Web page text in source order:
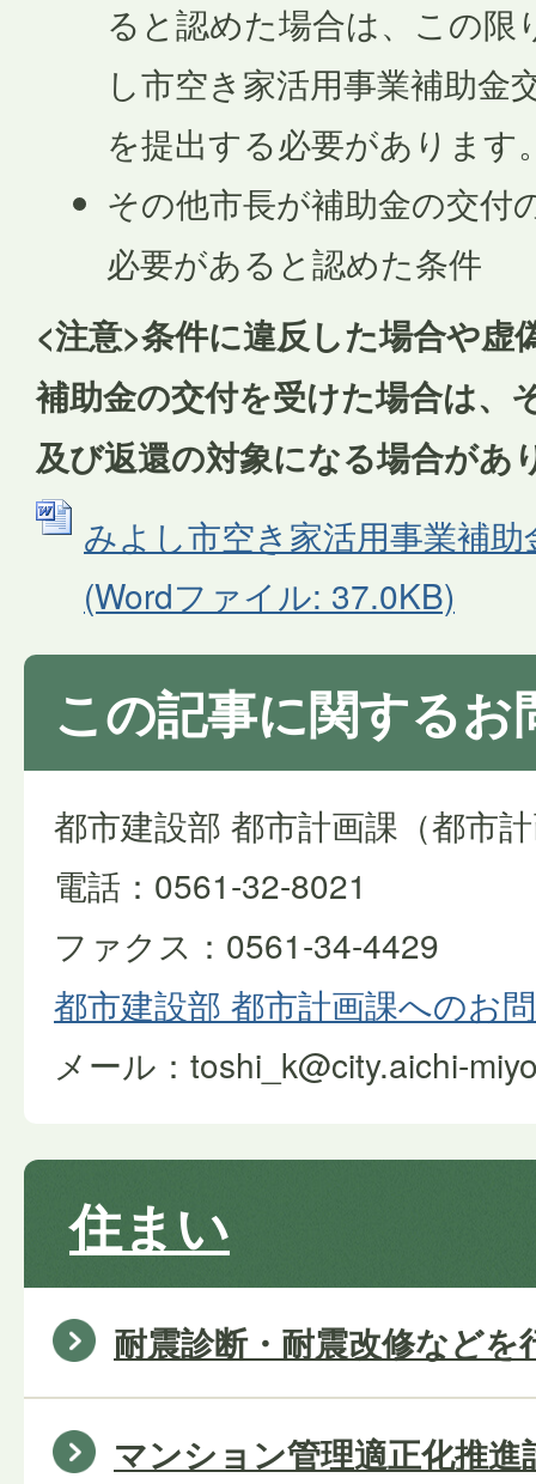
ると認めた場合は、この
し市空き家活用事業補助金
を提出する必要があります
その他市長が補助金の交付
必要があると認めた条件
<注意>条件に違反した場合や虚
補助金の交付を受けた場合は、
及び返還の対象になる場合があ
みよし市空き家活用事業補
(Wordファイル: 37.0KB)
この記事に関するお
都市建設部 都市計画課（都市
電話：0561-32-8021
ファクス：0561-34-4429
都市建設部 都市計画課へのお
メール：toshi_k@city.aichi-
住まい
耐震診断・耐震改修など
マンション管理適正化推進